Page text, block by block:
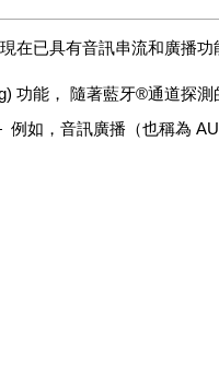
在已具有音訊串流和廣播功
功能， 隨著藍牙®通道探測
例如，音訊廣播（也稱為